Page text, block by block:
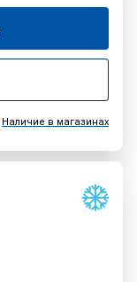
Наличие в магазинах